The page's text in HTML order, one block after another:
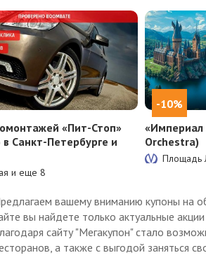
«Пит-Стоп»
Санкт-Петербурге и
и еще 8
-10%
«Империал
Orchestra)
Площадь
вашему вниманию купоны на
вы найдете только актуальные
сайту "Мегакупон" стало
а также с выгодой заняться